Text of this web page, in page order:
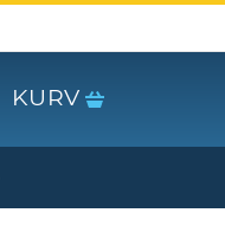
KURV